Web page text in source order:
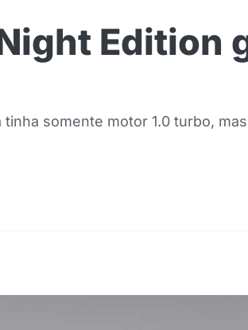
Edition
somente motor 1.0 turbo,